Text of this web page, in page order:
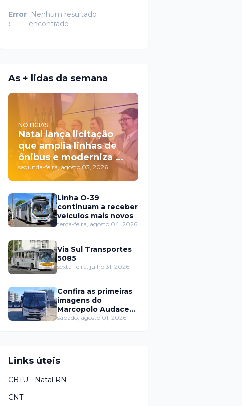
Error
:
Nenhum resultado
encontrado
As + lidas da semana
NOTÍCIAS
Natal lança licitação
que amplia linhas de
ônibus e moderniza o
transporte público
segunda-feira, agosto 03, 2026
Linha O-39
continuam a receber
veículos mais novos
terça-feira, agosto 04, 2026
Via Sul Transportes
5085
sexta-feira, julho 31, 2026
Confira as primeiras
imagens do
Marcopolo Audace
da Barros Frete Tur
sábado, agosto 01, 2026
Links úteis
CBTU - Natal RN
CNT